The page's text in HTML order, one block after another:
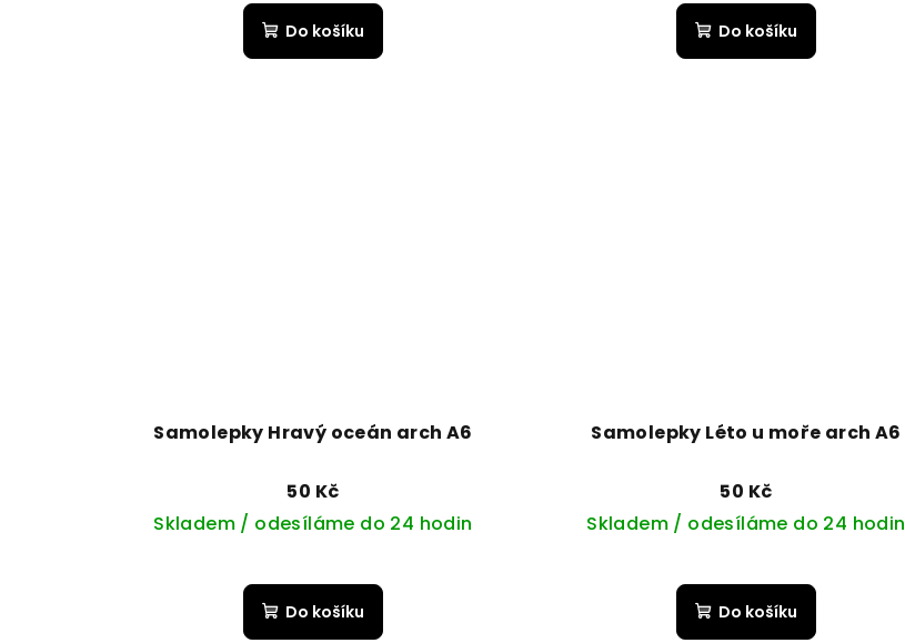
Do košíku Do košíku
Samolepky Hravý oceán arch A6
50 Kč
Skladem / odesíláme do 24 hodin
Do košíku
Samolepky Léto u moře arch A6
50 Kč
Skladem / odesíláme do 24 hodin
Do košíku